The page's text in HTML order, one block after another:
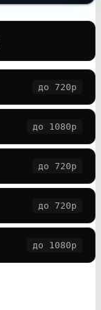
до 720p
до 1080p
до 720p
до 720p
до 1080p